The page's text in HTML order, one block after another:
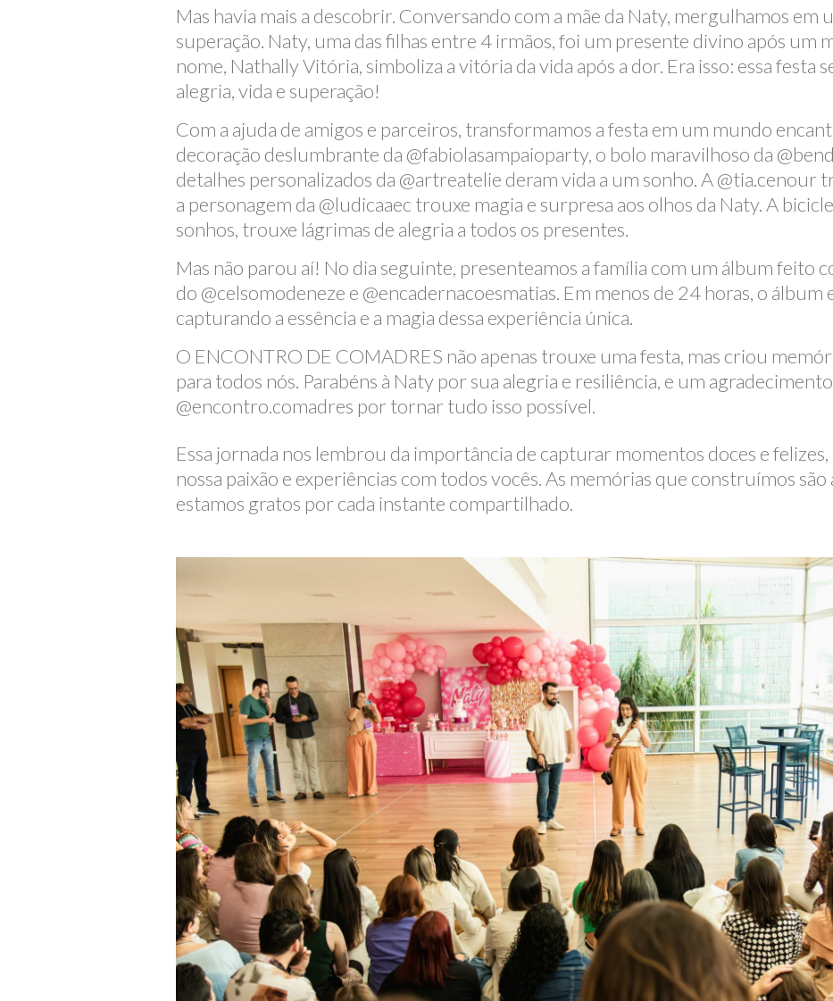
Mas havia mais a descobrir. Conversando com a mãe da Naty, mergulhamos em
superação. Naty, uma das filhas entre 4 irmãos, foi um presente divino após um
nome, Nathally Vitória, simboliza a vitória da vida após a dor. Era isso: essa festa
alegria, vida e superação!
Com a ajuda de amigos e parceiros, transformamos a festa em um mundo
decoração deslumbrante da @fabiolasampaioparty, o bolo maravilhoso da
detalhes personalizados da @artreatelie deram vida a um sonho. A @tia.cenour
a personagem da @ludicaaec trouxe magia e surpresa aos olhos da Naty. A
sonhos, trouxe lágrimas de alegria a todos os presentes.
Mas não parou aí! No dia seguinte, presenteamos a família com um álbum feito
do @celsomodeneze e @encadernacoesmatias. Em menos de 24 horas, o álbum
capturando a essência e a magia dessa experiência única.
O ENCONTRO DE COMADRES não apenas trouxe uma festa, mas criou
para todos nós. Parabéns à Naty por sua alegria e resiliência, e um
@encontro.comadres por tornar tudo isso possível.
Essa jornada nos lembrou da importância de capturar momentos doces e
nossa paixão e experiências com todos vocês. As memórias que construímos são
estamos gratos por cada instante compartilhado.